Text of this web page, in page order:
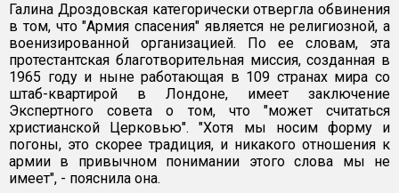
Галина Дроздовская категорически отвергла обвинения
в том, что "Армия спасения" является не религиозной, а
военизированной организацией. По ее словам, эта
протестантская благотворительная миссия, созданная в
1965 году и ныне работающая в 109 странах мира со
штаб-квартирой в Лондоне, имеет заключение
Экспертного совета о том, что "может считаться
христианской Церковью". "Хотя мы носим форму и
погоны, это скорее традиция, и никакого отношения к
армии в привычном понимании этого слова мы не
имеет", - пояснила она.